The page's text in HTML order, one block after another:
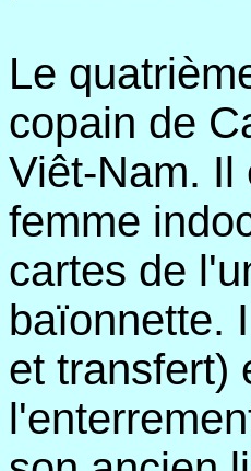
Le
copain de
Viêt-Nam. Il
femme
cartes de
baïonnette.
et transfert)